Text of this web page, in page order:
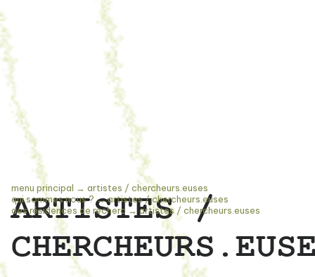
menu principal → artistes / chercheurs.euses
qui sommes nous ? →artistes / chercheurs.euses
des résidences de recherc → artistes / chercheurs.euses
ARTISTES /